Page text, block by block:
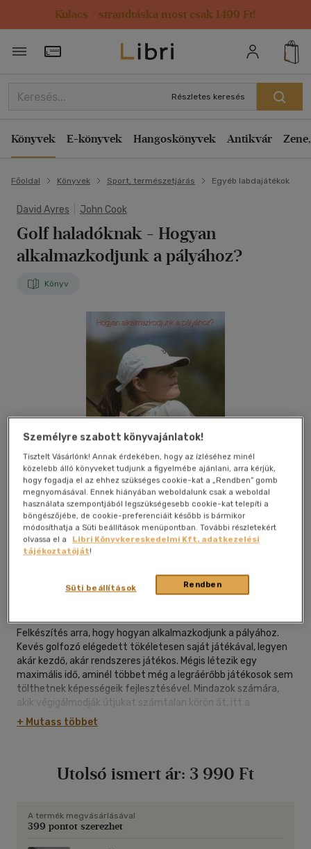
Kulacs / strandtáska most csak 1499 Ft!
Törzsvásárlói Kártya adatai
Részletes keresés
Könyvek E-könyvek Hangoskönyvek Antikvár
Főoldal Könyvek Sport, természetjárás Egyéb labdajátékok
David Ayres John Cook
Golf haladóknak - Hogyan
alkalmazkodjunk a pályához?
Könyv
Kívánságlistához adom Megosztom
Gabo Könyvkiadó Kft.|2005 magyar nyelvű
Felkészítés arra, hogy hogyan alkalmazkodjunk a pályához.
Kevés golfozó elégedett tökéletesen saját játékával, legyen
akár kezdő, akár rendszeres játékos. Mégis létezik egy
maximális idő, aminél többet még a legráérőbb játékosok sem
tölthetnek képességeik fejlesztésével. Mindazok számára,
akik végigálmodják útjukat számtalan körön át, itt a
tökéletes kézikönyv. Segítségével tesztelheti tudását és
képességeit.
+ Mutass többet
Utolsó ismert ár: 3 990 Ft
A termék megvásárlásával
399 pontot szerezhet
Személyre szabott könyvajánlatok!
Tisztelt Vásárlónk! Annak érdekében, hogy az ízléséhez minél
közelebb álló könyveket tudjunk a figyelmébe ajánlani, arra kérjük,
hogy fogadja el az ehhez szükséges cookie-kat a „Rendben” gomb
megnyomásával. Ennek hiányában weboldalunk csak a weboldal
használata szempontjából legszükségesebb cookie-kat telepíti a
böngészőjébe, de cookie-preferenciáit később is bármikor
módosíthatja a Süti beállítások menüpontban. További részletekért
olvassa el a
Libri Könyvkereskedelmi Kft. adatkezelési
tájékoztatóját!
Rendben
Süti beállítások